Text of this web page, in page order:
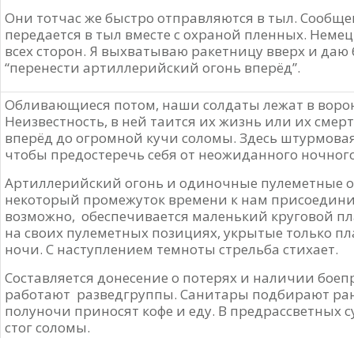
Они тотчас же быстро отправляются в тыл.
передается в тыл вместе с охраной пленных.
всех сторон. Я выхватываю ракетницу вверх и даю
“перенести артиллерийский огонь вперёд”.
Обливающиеся потом, наши солдаты лежат в
Неизвестность, в ней таится их жизнь или их
вперёд до огромной кучи соломы. Здесь
чтобы предостеречь себя от неожиданного
Артиллерийский огонь и одиночные пулеметные
некоторый промежуток времени к нам
возможно, обеспечивается маленький круговой
на своих пулеметных позициях, укрытые только
ночи. С наступлением темноты стрельба стихает.
Составляется донесение о потерях и наличии
работают разведгруппы. Санитары подбирают
полуночи приносят кофе и еду. В предрассветных
стог соломы.